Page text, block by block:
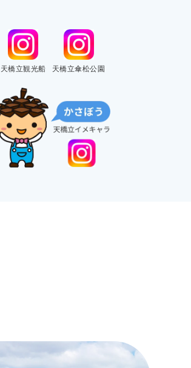
天橋立観光船 天橋立傘松公園